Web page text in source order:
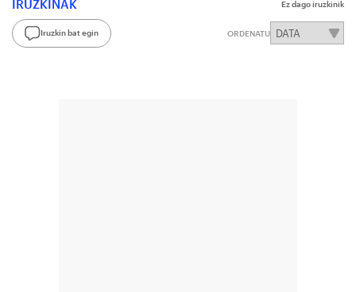
IRUZKINAK Ez dago iruzkinik
Iruzkin bat egin ORDENATU